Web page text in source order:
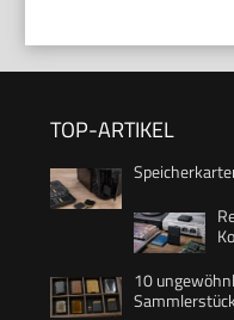
TOP-ARTIKEL
10